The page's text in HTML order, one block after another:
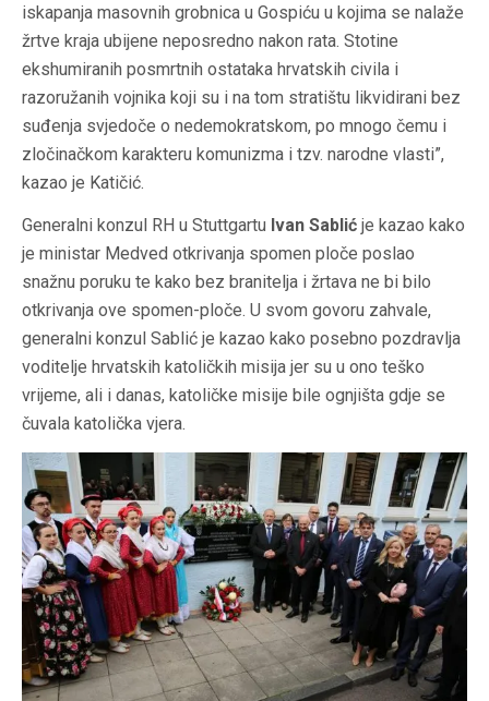
iskapanja masovnih grobnica u Gospiću u kojima se nalaže
žrtve kraja ubijene neposredno nakon rata. Stotine
ekshumiranih posmrtnih ostataka hrvatskih civila i
razoružanih vojnika koji su i na tom stratištu likvidirani bez
suđenja svjedoče o nedemokratskom, po mnogo čemu i
zločinačkom karakteru komunizma i tzv. narodne vlasti”,
kazao je Katičić.
Generalni konzul RH u Stuttgartu Ivan Sablić je kazao kako
je ministar Medved otkrivanja spomen ploče poslao
snažnu poruku te kako bez branitelja i žrtava ne bi bilo
otkrivanja ove spomen-ploče. U svom govoru zahvale,
generalni konzul Sablić je kazao kako posebno pozdravlja
voditelje hrvatskih katoličkih misija jer su u ono teško
vrijeme, ali i danas, katoličke misije bile ognjišta gdje se
čuvala katolička vjera.